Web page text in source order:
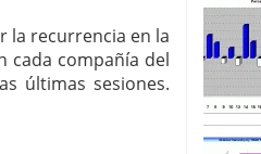
desde el 13/mayo
a la baja para
por un
la recurrencia en la
cada compañía del
últimas sesiones.